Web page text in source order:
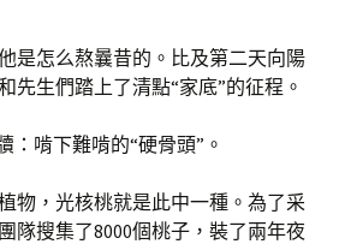
是怎么熬曩昔的。比及第二天向陽
先生們踏上了清點“家底”的征程。
：啃下難啃的“硬骨頭”。
物，光核桃就是此中一種。為了采
隊搜集了8000個桃子，裝了兩年夜